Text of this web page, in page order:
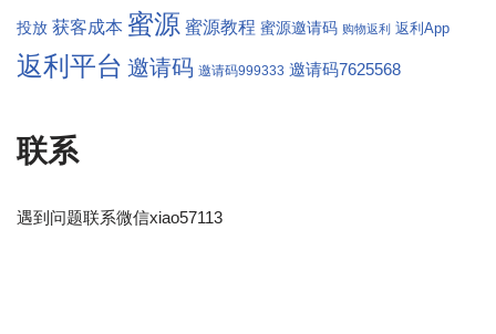
投放 获客成本 蜜源 蜜源教程 蜜源邀请码 购物返利 返利App
返利平台 邀请码 邀请码999333 邀请码7625568
联系
遇到问题联系微信xiao57113